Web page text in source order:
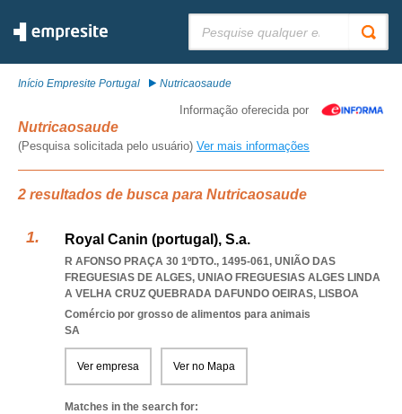
Início Empresite Portugal Nutricaosaude
Informação oferecida por
Nutricaosaude
(Pesquisa solicitada pelo usuário) Ver mais informações
2 resultados de busca para Nutricaosaude
Royal Canin (portugal), S.a.
R AFONSO PRAÇA 30 1ºDTO., 1495-061, UNIÃO DAS
FREGUESIAS DE ALGES, UNIAO FREGUESIAS ALGES LINDA
A VELHA CRUZ QUEBRADA DAFUNDO OEIRAS, LISBOA
Comércio por grosso de alimentos para animais
SA
Ver empresa Ver no Mapa
Matches in the search for: